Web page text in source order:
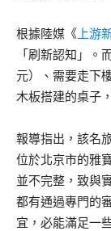
根據陸媒《上游
「刷新認知」
元）、需要走下
木板搭建的桌子
報導指出，該名
位於北京市的雅
並不完整，致與
都有通過專門的
宜，必能滿足一